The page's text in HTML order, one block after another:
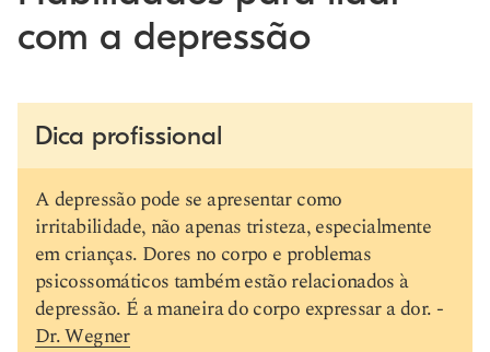
com a depressão
Dica profissional
A depressão pode se apresentar como
irritabilidade, não apenas tristeza, especialmente
em crianças. Dores no corpo e problemas
psicossomáticos também estão relacionados à
depressão. É a maneira do corpo expressar a dor. -
Dr. Wegner